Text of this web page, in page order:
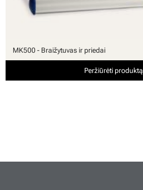
MK500 - Braižytuvas ir priedai
Peržiūrėti produktą